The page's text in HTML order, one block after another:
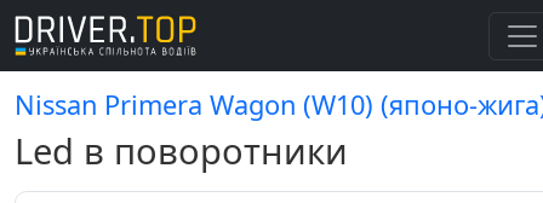
Nissan Primera Wagon (W10) (японо-
Led в поворотники